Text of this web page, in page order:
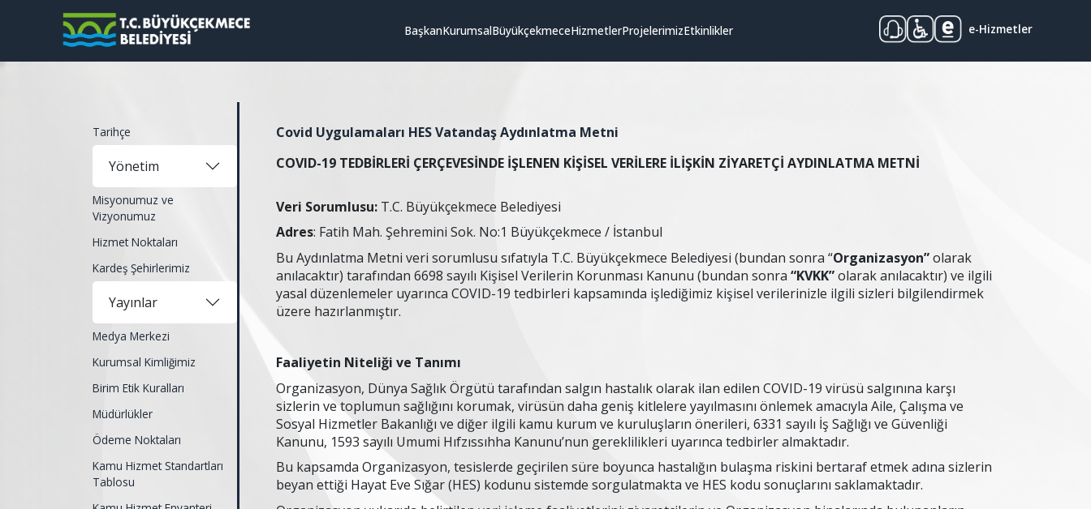
BaşkanKurumsalBüyükçekmeceHizmetlerProjelerimizEtkinlikler e-Hizmetler
Tarihçe
Yönetim
Misyonumuz ve
Vizyonumuz
Hizmet Noktaları
Kardeş Şehirlerimiz
Yayınlar
Medya Merkezi
Kurumsal Kimliğimiz
Birim Etik Kuralları
Müdürlükler
Ödeme Noktaları
Kamu Hizmet Standartları
Tablosu
Covid Uygulamaları HES Vatandaş Aydınlatma Metni
COVID-19 TEDBİRLERİ ÇERÇEVESİNDE İŞLENEN KİŞİSEL VERİLERE İLİŞKİN ZİYARETÇİ AYDINLATMA METNİ
Veri Sorumlusu: T.C. Büyükçekmece Belediyesi
Adres: Fatih Mah. Şehremini Sok. No:1 Büyükçekmece / İstanbul
Bu Aydınlatma Metni veri sorumlusu sıfatıyla T.C. Büyükçekmece Belediyesi (bundan sonra “Organizasyon”olarak
anılacaktır) tarafından 6698 sayılı Kişisel Verilerin Korunması Kanunu (bundan sonra “KVKK”olarak anılacaktır) ve ilgili
yasal düzenlemeler uyarınca COVID-19 tedbirleri kapsamında işlediğimiz kişisel verilerinizle ilgili sizleri bilgilendirmek
üzere hazırlanmıştır.
Faaliyetin Niteliği ve Tanımı
Organizasyon, Dünya Sağlık Örgütü tarafından salgın hastalık olarak ilan edilen COVID-19 virüsü salgınına karşı
sizlerin ve toplumun sağlığını korumak, virüsün daha geniş kitlelere yayılmasını önlemek amacıyla Aile, Çalışma ve
Sosyal Hizmetler Bakanlığı ve diğer ilgili kamu kurum ve kuruluşların önerileri, 6331 sayılı İş Sağlığı ve Güvenliği
Kanunu, 1593 sayılı Umumi Hıfzıssıhha Kanunu’nun gereklilikleri uyarınca tedbirler almaktadır.
Bu kapsamda Organizasyon, tesislerde geçirilen süre boyunca hastalığın bulaşma riskini bertaraf etmek adına sizlerin
beyan ettiği Hayat Eve Sığar (HES) kodunu sistemde sorgulatmakta ve HES kodu sonuçlarını saklamaktadır.